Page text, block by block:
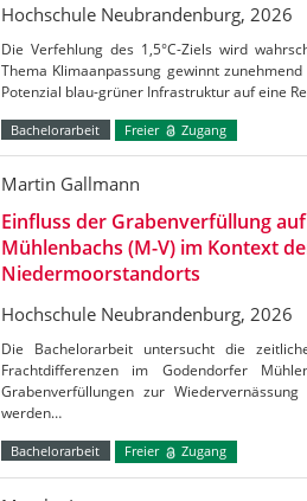
Hochschule Neubrandenburg, 2026
Die Verfehlung des 1,5°C-Ziels wird
Thema Klimaanpassung gewinnt
Potenzial blau-grüner Infrastruktur auf eine
Bachelorarbeit Freier Zugang
Martin Gallmann
Einfluss der Grabenverfüllung
Mühlenbachs (M-V) im Kontext
Niedermoorstandorts
Hochschule Neubrandenburg, 2026
Die Bachelorarbeit untersucht die
Frachtdifferenzen im Godendorfer
Grabenverfüllungen zur
werden…
Bachelorarbeit Freier Zugang